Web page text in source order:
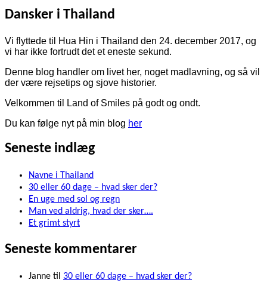
Dansker i Thailand
Vi flyttede til Hua Hin i Thailand den 24. december 2017, og
vi har ikke fortrudt det et eneste sekund.
Denne blog handler om livet her, noget madlavning, og så vil
der være rejsetips og sjove historier.
Velkommen til Land of Smiles på godt og ondt.
Du kan følge nyt på min blog her
Seneste indlæg
Navne i Thailand
30 eller 60 dage – hvad sker der?
En uge med sol og regn
Man ved aldrig, hvad der sker….
Et grimt styrt
Seneste kommentarer
Janne til 30 eller 60 dage – hvad sker der?